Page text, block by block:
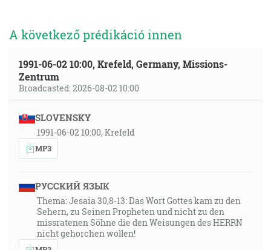
A következő prédikáció innen
1991-06-02 10:00, Krefeld, Germany, Missions-
Zentrum
Broadcasted: 2026-08-02 10:00
SLOVENSKY
1991-06-02 10:00, Krefeld
MP3
РУССКИЙ ЯЗЫК
Thema: Jesaia 30,8-13: Das Wort Gottes kam zu den
Sehern, zu Seinen Propheten und nicht zu den
missratenen Söhne die den Weisungen des HERRN
nicht gehorchen wollen!